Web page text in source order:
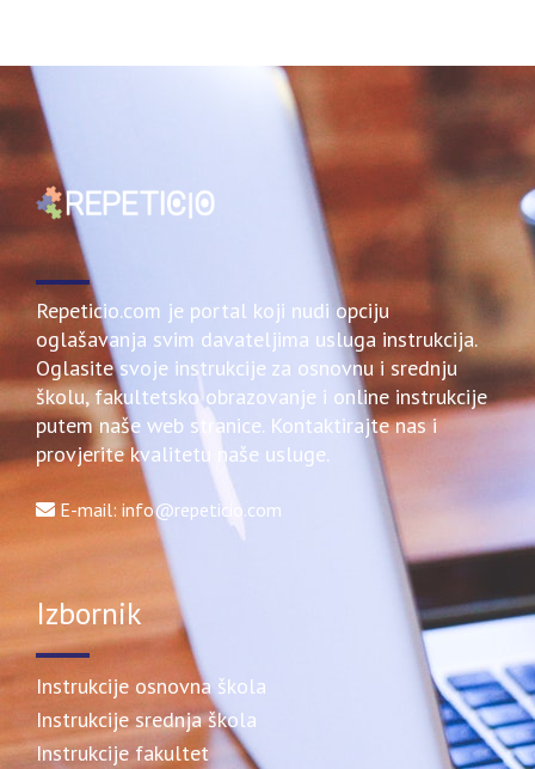
Repeticio.com je portal koji nudi opciju
oglašavanja svim davateljima usluga instrukcija.
Oglasite svoje instrukcije za osnovnu i srednju
školu, fakultetsko obrazovanje i online instrukcije
putem naše web stranice. Kontaktirajte nas i
provjerite kvalitetu naše usluge.
E-mail: info@repeticio.com
Izbornik
Instrukcije osnovna škola
Instrukcije srednja škola
Instrukcije fakultet